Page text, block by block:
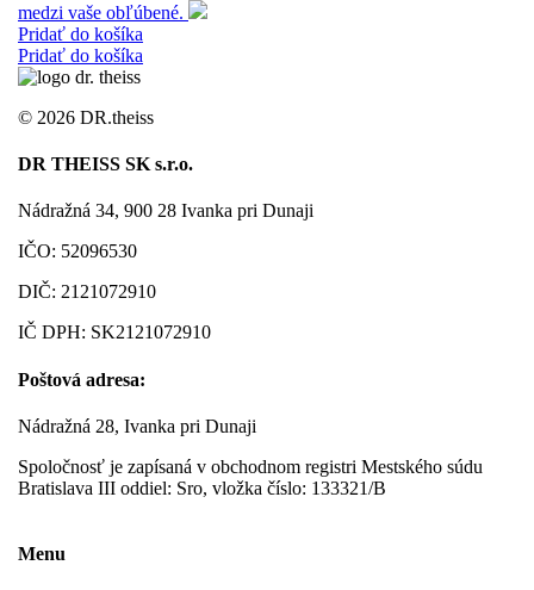
medzi vaše obľúbené.
Pridať do košíka
Pridať do košíka
© 2026 DR.theiss
DR THEISS SK s.r.o.
Nádražná 34, 900 28 Ivanka pri Dunaji
IČO: 52096530
DIČ: 2121072910
IČ DPH: SK2121072910
Poštová adresa:
Nádražná 28, Ivanka pri Dunaji
Spoločnosť je zapísaná v obchodnom registri Mestského súdu
Bratislava III oddiel: Sro, vložka číslo: 133321/B
Menu